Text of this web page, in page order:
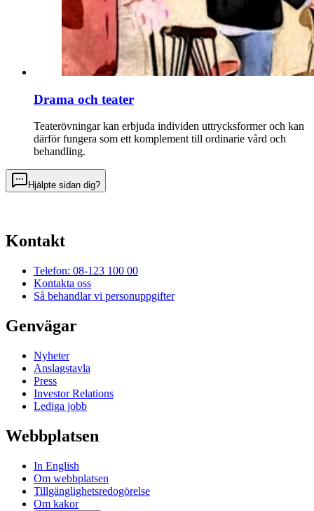
Drama och teater
Teaterövningar kan erbjuda individen uttrycksformer och kan
därför fungera som ett komplement till ordinarie vård och
behandling.
Hjälpte sidan dig?
Kontakt
Telefon: 08-123 100 00
Kontakta oss
Så behandlar vi personuppgifter
Genvägar
Nyheter
Anslagstavla
Press
Investor Relations
Lediga jobb
Webbplatsen
In English
Om webbplatsen
Tillgänglighetsredogörelse
Om kakor